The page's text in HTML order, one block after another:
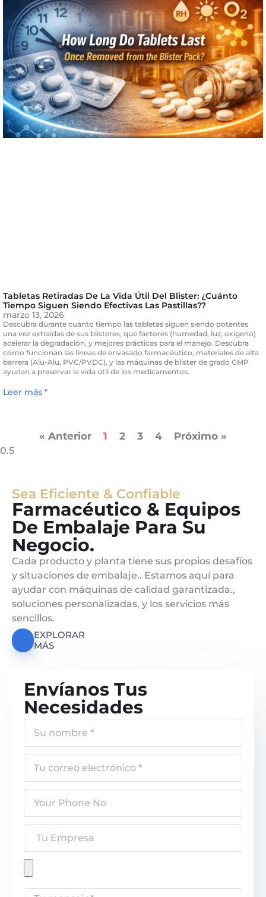
Tabletas Retiradas De La Vida Útil Del Blister: ¿Cuánto
Tiempo Siguen Siendo Efectivas Las Pastillas??
marzo 13, 2026
Descubra durante cuánto tiempo las tabletas siguen siendo potentes
una vez extraídas de sus blísteres, que factores (humedad, luz, oxígeno)
acelerar la degradación, y mejores prácticas para el manejo. Descubra
cómo funcionan las líneas de envasado farmacéutico, materiales de alta
barrera (Alu-Alu, PVC/PVDC), y las máquinas de blister de grado GMP
ayudan a preservar la vida útil de los medicamentos.
Leer más "
« Anterior 1 2 3 4 Próximo »
Sea Eficiente & Confiable
Farmacéutico & Equipos
De Embalaje Para Su
Negocio.
Cada producto y planta tiene sus propios desafíos
y situaciones de embalaje.. Estamos aquí para
ayudar con máquinas de calidad garantizada.,
soluciones personalizadas, y los servicios más
sencillos.
EXPLORAR
MÁS
Envíanos Tus
Necesidades